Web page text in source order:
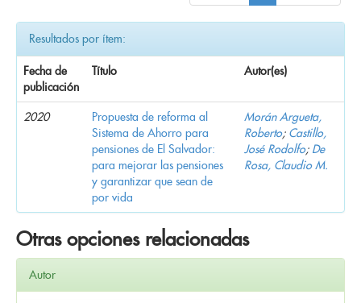
Resultados por ítem:
Fecha de
publicación
Título Autor(es)
2020
Propuesta de reforma al
Sistema de Ahorro para
pensiones de El Salvador:
para mejorar las pensiones
y garantizar que sean de
por vida
Morán Argueta,
Roberto; Castillo,
José Rodolfo; De
Rosa, Claudio M.
Otras opciones relacionadas
Autor